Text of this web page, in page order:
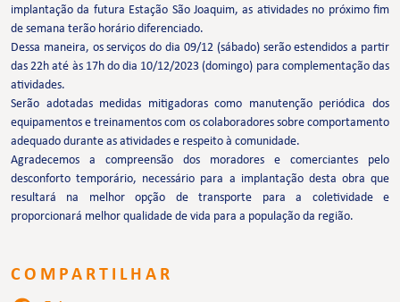
implantação da futura Estação São Joaquim, as atividades no próximo fim
de semana terão horário diferenciado.
Dessa maneira, os serviços do dia 09/12 (sábado) serão estendidos a partir
das 22h até às 17h do dia 10/12/2023 (domingo) para complementação das
atividades.
Serão adotadas medidas mitigadoras como manutenção periódica dos
equipamentos e treinamentos com os colaboradores sobre comportamento
adequado durante as atividades e respeito à comunidade.
Agradecemos a compreensão dos moradores e comerciantes pelo
desconforto temporário, necessário para a implantação desta obra que
resultará na melhor opção de transporte para a coletividade e
proporcionará melhor qualidade de vida para a população da região.
COMPARTILHAR